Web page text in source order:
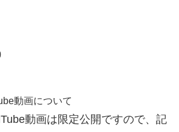
動画について
動画は限定公開ですので、記